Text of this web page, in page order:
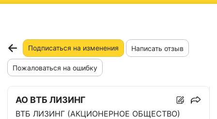
Подписаться на изменения Написать отзыв
Пожаловаться на ошибку
АО ВТБ ЛИЗИНГ
ВТБ ЛИЗИНГ (АКЦИОНЕРНОЕ ОБЩЕСТВО)